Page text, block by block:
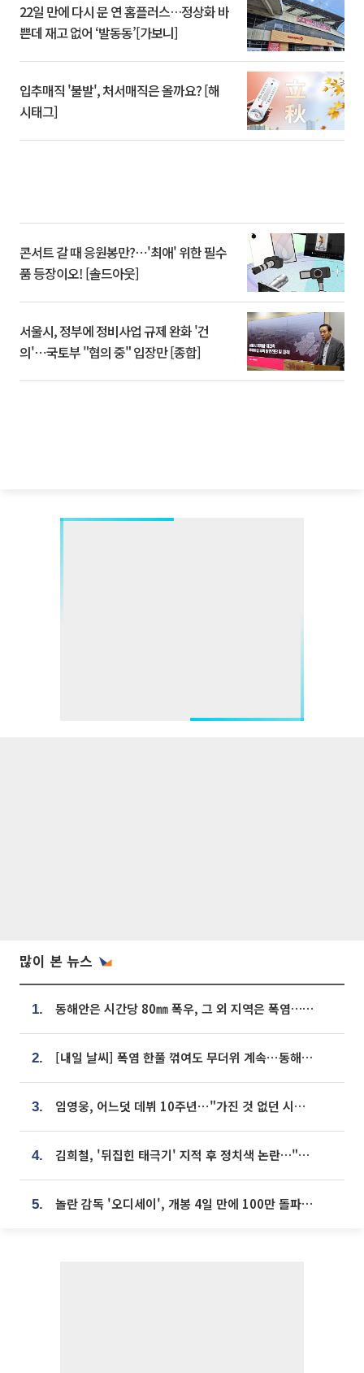
22일 만에 다시 문 연 홈플러스…정상화 바
쁜데 재고 없어 ‘발동동’[가보니]
입추매직 '불발', 처서매직은 올까요? [해
시태그]
콘서트 갈 때 응원봉만?⋯'최애' 위한 필수
품 등장이오! [솔드아웃]
서울시, 정부에 정비사업 규제 완화 '건
의'⋯국토부 "협의 중" 입장만 [종합]
많이 본 뉴스
1. 동해안은 시간당 80㎜ 폭우, 그 외 지역은 폭염…‘극과 극 날씨’
2. [내일 날씨] 폭염 한풀 꺾여도 무더위 계속⋯동해안 이틀 연속 비
3. 임영웅, 어느덧 데뷔 10주년⋯"가진 것 없던 시절, 내 앞엔 20명의 팬뿐"
4. 김희철, '뒤집힌 태극기' 지적 후 정치색 논란…"좌우 떠나 우리나라 국기"
5. 놀란 감독 '오디세이', 개봉 4일 만에 100만 돌파⋯'왕사남' 보다 빠르다